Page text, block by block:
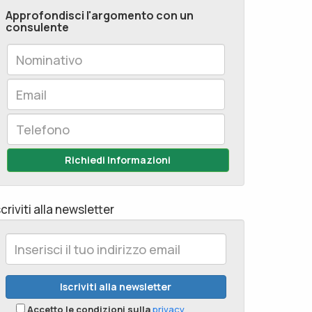
Approfondisci l'argomento con un
consulente
Richiedi Informazioni
alla newsletter
Accetto le condizioni sullaprivacy